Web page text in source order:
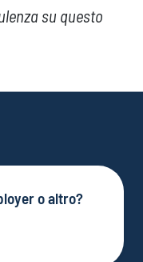
su questo
o altro?